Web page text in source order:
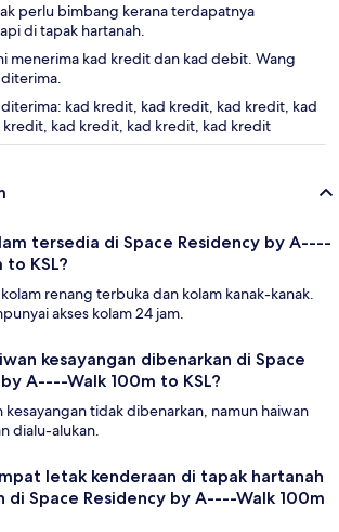
perlu bimbang kerana terdapatnya
di tapak hartanah.
menerima kad kredit dan kad debit. Wang
kad kredit, kad kredit, kad kredit, kad
kad kredit, kad kredit, kad kredit
tersedia di Space Residency by A----
to KSL?
renang terbuka dan kolam kanak-kanak.
akses kolam 24 jam.
kesayangan dibenarkan di Space
A----Walk 100m to KSL?
kesayangan tidak dibenarkan, namun haiwan
dialu-alukan.
letak kenderaan di tapak hartanah
di Space Residency by A----Walk 100m